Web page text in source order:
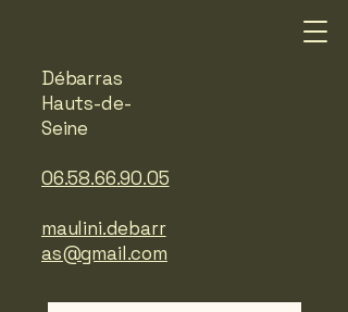
Débarras
Hauts-de-
Seine
06.58.66.90.05
maulini.debarr
as@gmail.com